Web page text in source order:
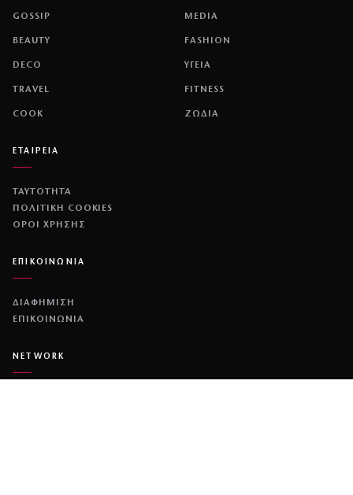
GOSSIP MEDIA
BEAUTY FASHION
DECO ΥΓΕΙΑ
TRAVEL FITNESS
COOK ΖΩΔΙΑ
ΕΤΑΙΡΕΙΑ
ΤΑΥΤΟΤΗΤΑ
ΠΟΛΙΤΙΚΉ COOKIES
ΌΡΟΙ ΧΡΉΣΗΣ
ΕΠΙΚΟΙΝΩΝΙΑ
ΔΙΑΦΗΜΙΣΗ
ΕΠΙΚΟΙΝΩΝΙΑ
NETWORK